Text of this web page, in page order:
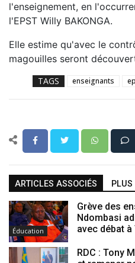
l'enseignement, en
l'EPST Willy BAKONGA.
Elle estime qu'avec le
magouilles seront
TAGS enseignants
ARTICLES ASSOCIÉS PLUS
Éducation
Grève des
Ndombasi
avec débat à
RDC : Tony